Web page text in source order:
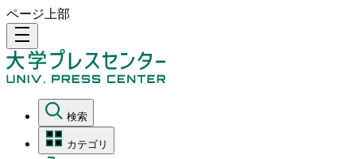
ページ上部
density_medium
検索
カテゴリ